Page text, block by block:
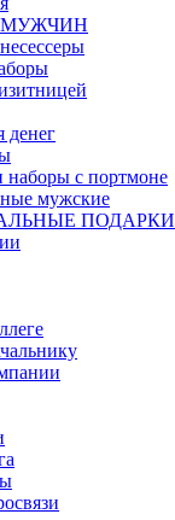
МУЖЧИН
денег
наборы с портмоне
мужские
ПОДАРКИ